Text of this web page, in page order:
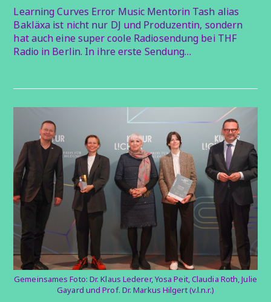
Learning Curves Error Music Mentorin Tash alias
Bakläxa ist nicht nur DJ und Produzentin, sondern
hat auch eine super coole Radiosendung bei THF
Radio in Berlin. In ihre erste Sendung…
Gemeinsames Foto: Dr. Klaus Lederer, Yosa Peit, Claudia Roth, Julie
Gayard und Prof. Dr. Markus Hilgert (v.l.n.r.)